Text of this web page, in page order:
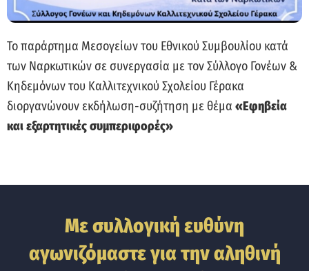
Το παράρτημα Μεσογείων του Εθνικού Συμβουλίου κατά
των Ναρκωτικών σε συνεργασία με τον Σύλλογο Γονέων &
Κηδεμόνων του Καλλιτεχνικού Σχολείου Γέρακα
διοργανώνουν εκδήλωση-συζήτηση με θέμα «Εφηβεία
και εξαρτητικές συμπεριφορές»
Με συλλογική ευθύνη
αγωνιζόμαστε για την αληθινή